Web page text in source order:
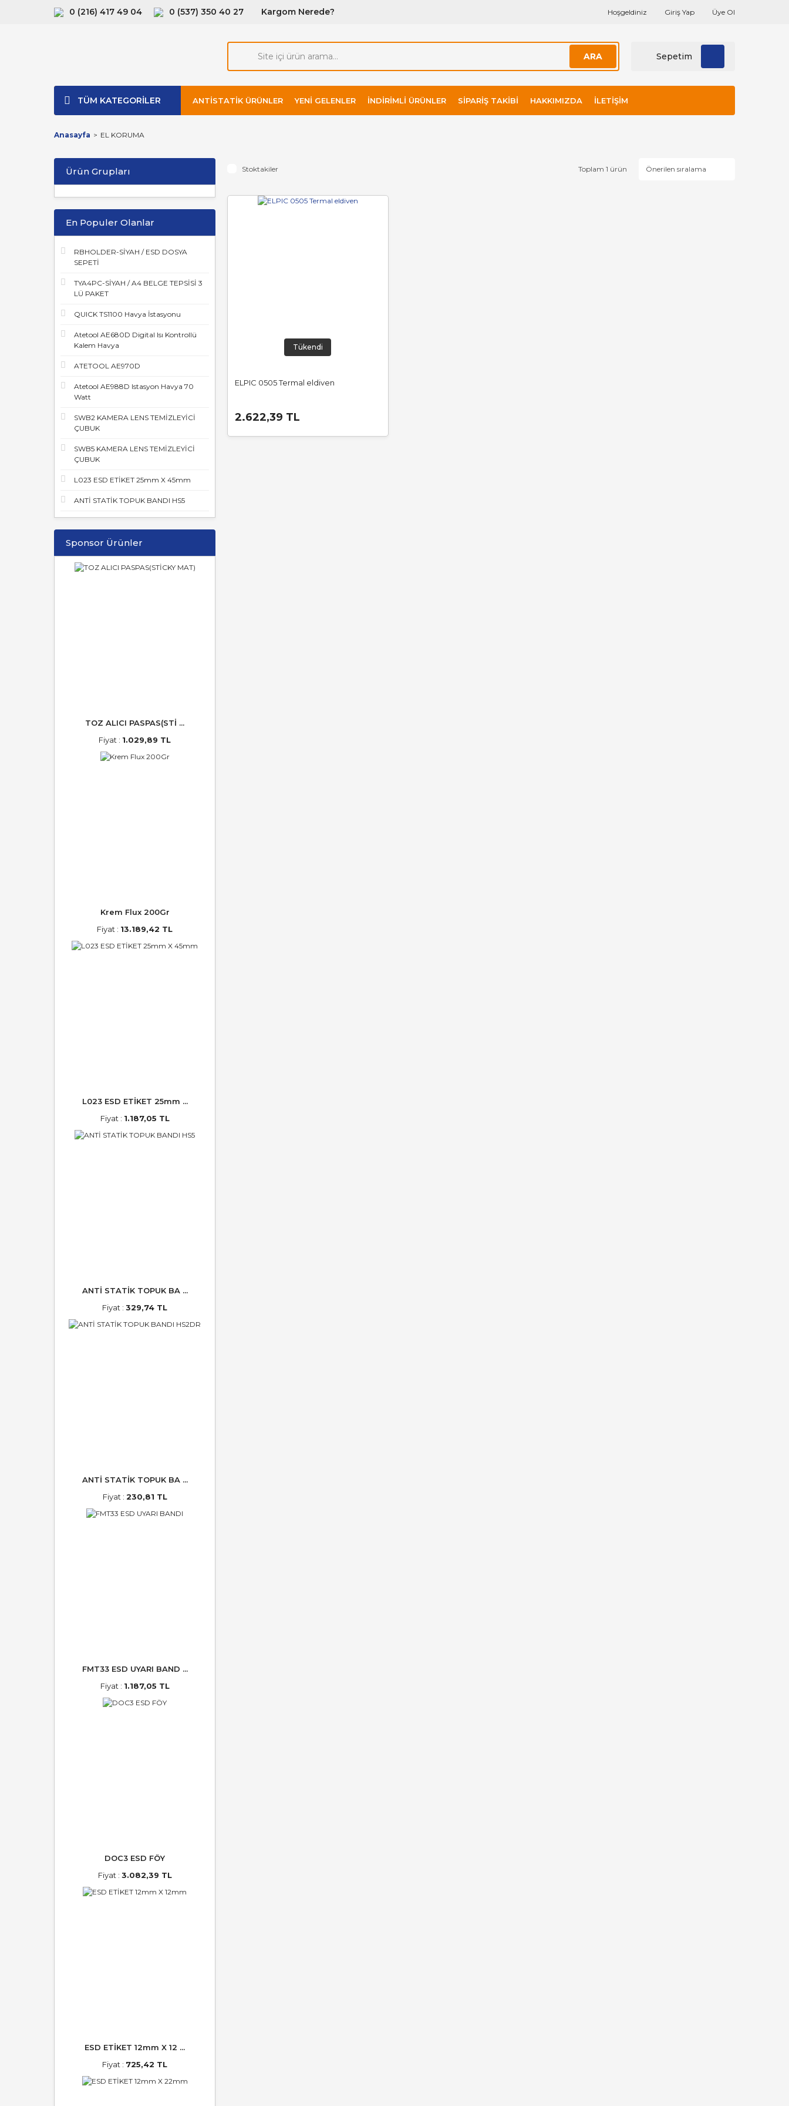
0 (216) 417 49 04 0 (537) 350 40 27 Kargom Nerede? Hoşgeldiniz Giriş Yap Üye Ol
ARA Sepetim
TÜM KATEGORİLER ANTISTATIK ÜRÜNLER YENI GELENLER İNDIRIMLI ÜRÜNLER SIPARIŞ TAKIBI HAKKIMIZDA İLETIŞIM
Anasayfa EL KORUMA
Ürün Grupları
En Populer Olanlar
RBHOLDER-SİYAH / ESD DOSYA
SEPETİ
TYA4PC-SİYAH / A4 BELGE TEPSİSİ 3
LÜ PAKET
QUICK TS1100 Havya İstasyonu
Atetool AE680D Digital Isı Kontrollü
Kalem Havya
ATETOOL AE970D
Atetool AE988D Istasyon Havya 70
Watt
SWB2 KAMERA LENS TEMİZLEYİCİ
ÇUBUK
SWB5 KAMERA LENS TEMİZLEYİCİ
ÇUBUK
L023 ESD ETİKET 25mm X 45mm
ANTİ STATİK TOPUK BANDI HS5
Sponsor Ürünler
TOZ ALICI PASPAS(STİ ...
Fiyat : 1.029,89 TL
Krem Flux 200Gr
Fiyat : 13.189,42 TL
L023 ESD ETİKET 25mm ...
Fiyat : 1.187,05 TL
ANTİ STATİK TOPUK BA ...
Fiyat : 329,74 TL
ANTİ STATİK TOPUK BA ...
Fiyat : 230,81 TL
FMT33 ESD UYARI BAND ...
Fiyat : 1.187,05 TL
DOC3 ESD FÖY
Fiyat : 3.082,39 TL
ESD ETİKET 12mm X 12 ...
Fiyat : 725,42 TL
Stoktakiler Toplam 1 ürün
Tükendi
ELPIC 0505 Termal eldiven
2.622,39 TL